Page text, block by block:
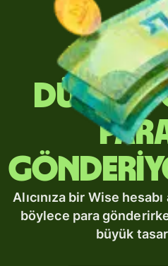
Yurt
para
Alıcınıza bir Wise
böylece para
büyük